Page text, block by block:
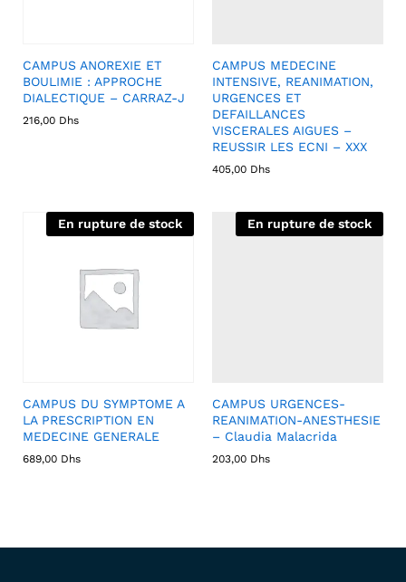
CAMPUS ANOREXIE ET
BOULIMIE : APPROCHE
DIALECTIQUE – CARRAZ-J
216,00 Dhs
CAMPUS MEDECINE
INTENSIVE, REANIMATION,
URGENCES ET
DEFAILLANCES
VISCERALES AIGUES –
REUSSIR LES ECNI – XXX
405,00 Dhs
En rupture de stock
CAMPUS DU SYMPTOME A
LA PRESCRIPTION EN
MEDECINE GENERALE
689,00 Dhs
En rupture de stock
CAMPUS URGENCES-
REANIMATION-ANESTHESIE
– Claudia Malacrida
203,00 Dhs